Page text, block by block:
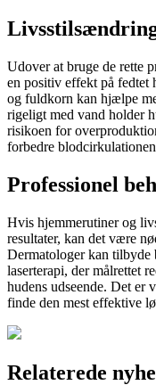
Udover at bruge de rette
en positiv effekt på fedtet
og fuldkorn kan hjælpe
rigeligt med vand holder
risikoen for
forbedre
Professionel
Hvis hjemmerutiner og
resultater, kan det være
Dermatologer kan tilbyde
laserterapi, der målrettet
hudens udseende. Det er
finde den mest effektive
Relaterede